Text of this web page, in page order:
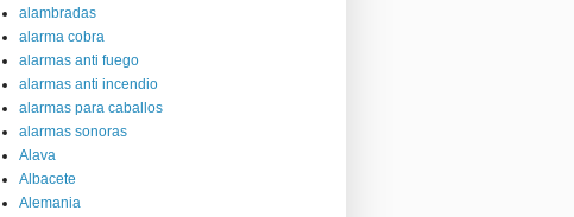
alambradas
alarma cobra
alarmas anti fuego
alarmas anti incendio
alarmas para caballos
alarmas sonoras
Alava
Albacete
Alemania